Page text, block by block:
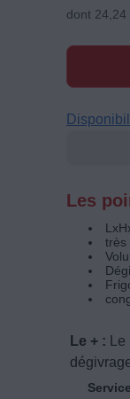
dont
Les
très
Le + :